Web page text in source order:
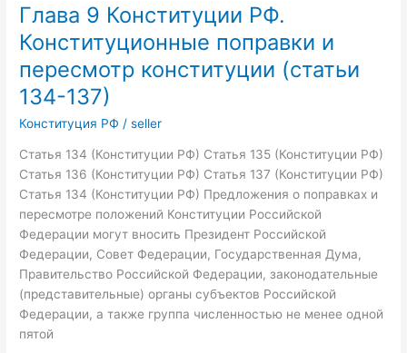
Судебная
власть
(статьи
118-
129)
Глава 9 Конституции РФ.
Конституционные поправки и
пересмотр конституции (статьи
134-137)
Конституция РФ /seller
Статья 134 (Конституции РФ) Статья 135 (Конституции РФ)
Статья 136 (Конституции РФ) Статья 137 (Конституции РФ)
Статья 134 (Конституции РФ) Предложения о поправках и
пересмотре положений Конституции Российской
Федерации могут вносить Президент Российской
Федерации, Совет Федерации, Государственная Дума,
Правительство Российской Федерации, законодательные
(представительные) органы субъектов Российской
Федерации, а также группа численностью не менее одной
пятой